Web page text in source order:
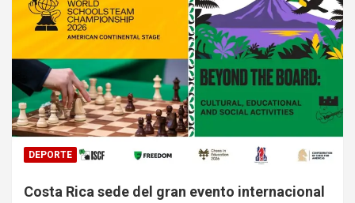
DEPORTE
Costa Rica sede del gran evento internacional